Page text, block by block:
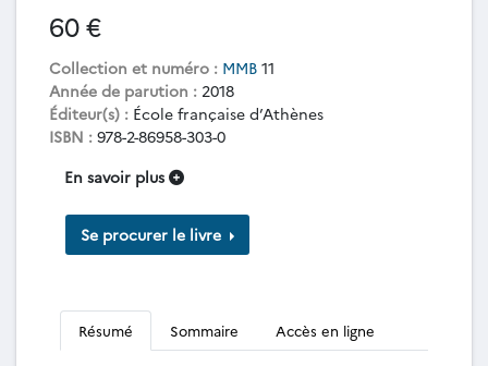
60 €
Collection et numéro : MMB 11
Année de parution : 2018
Éditeur(s) : École française d’Athènes
ISBN : 978-2-86958-303-0
En savoir plus
Se procurer le livre
Résumé Sommaire Accès en ligne